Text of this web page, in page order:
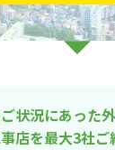
状況にあった
店を最大3社ご